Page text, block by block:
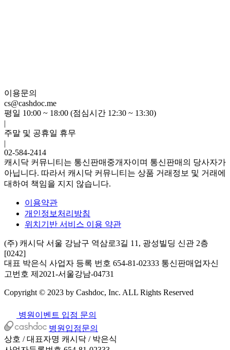
이용문의
cs@cashdoc.me
평일 10:00 ~ 18:00 (점심시간 12:30 ~ 13:30)
|
주말 및 공휴일 휴무
|
02-584-2414
캐시닥 커뮤니티는 통신판매중개자이며 통신판매의 당사자가
아닙니다. 따라서 캐시닥 커뮤니티는 상품 거래정보 및 거래에
대하여 책임을 지지 않습니다.
이용약관
개인정보처리방침
위치기반 서비스 이용 약관
(주) 캐시닥 서울 강남구 역삼로3길 11, 광성빌딩 신관 2층
[0242]
대표 박은식 사업자 등록 번호 654-81-02333 통신판매업자신
고번호 제2021-서울강남-04731
Copyright © 2023 by Cashdoc, Inc. ALL Rights Reserved
병원이벤트 입점 문의
병원입점문의
상호 / 대표자명 캐시닥 / 박은식